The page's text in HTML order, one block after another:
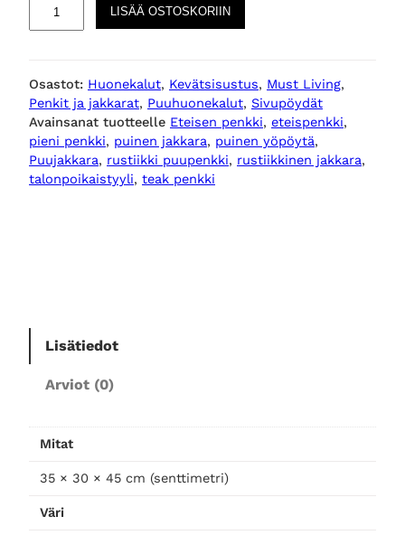
a
n
p
i
j
m
LISÄÄ OSTOSKORIIN
Osastot: Huonekalut, Kevätsisustus, Must Living
Penkit ja jakkarat, Puuhuonekalut, Sivupöydät
Avainsanat tuotteelle Eteisen penkki, eteispenkki
pieni penkki, puinen jakkara, puinen yöpöytä
Puujakkara, rustiikki puupenkki, rustiikkinen jakkara
talonpoikaistyyli, teak penkki
Lisätiedot
Arviot (0)
Mitat
35 × 30 × 45 cm (senttimetri)
Väri